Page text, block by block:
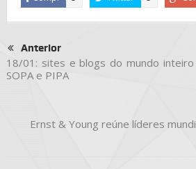
Anterior
18/01: sites e blogs do mundo
SOPA e PIPA
Ernst & Young reúne líderes